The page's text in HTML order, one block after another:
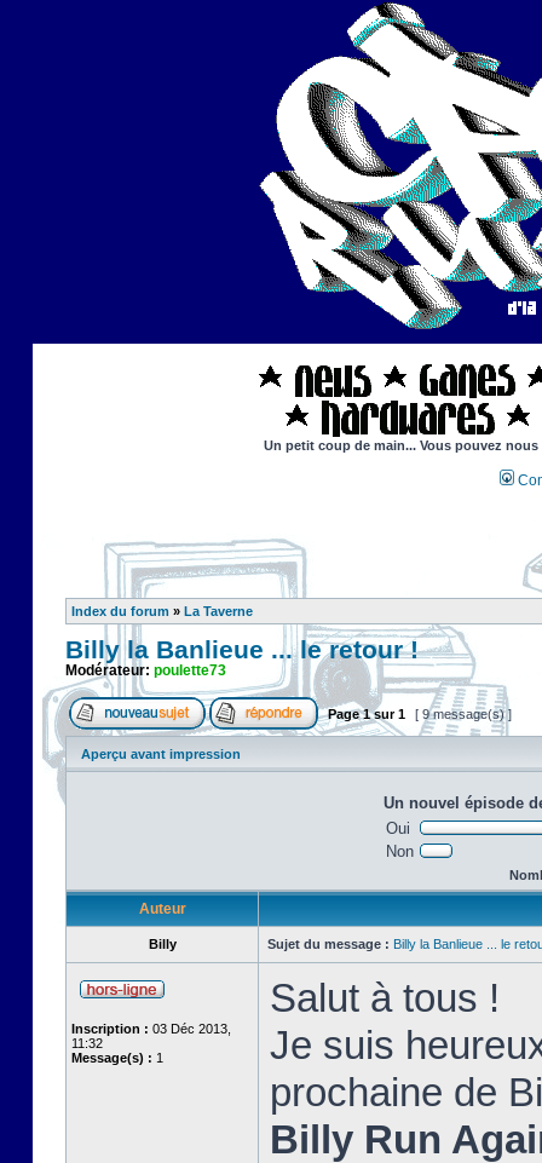
Un petit coup de main... Vous pouvez
Index du forum » La Taverne
Billy la Banlieue ... le retour !
Modérateur: poulette73
Page1sur1 [ 9 message(s) ]
Aperçu avant impression
Un nouvel épisode
Oui
Non
Auteur
Billy Sujet du message : Billy la Banlieue ... le
Inscription : 03 Déc 2013,
11:32
Message(s) : 1
Salut à tous !
Je suis
prochaine de
Billy Run